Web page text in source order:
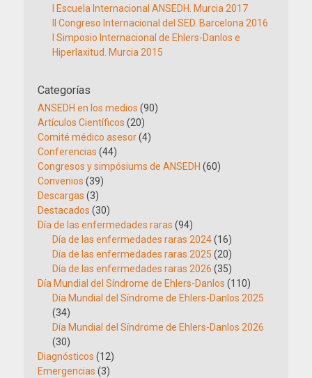
I Escuela Internacional ANSEDH. Murcia 2017
II Congreso Internacional del SED. Barcelona 2016
I Simposio Internacional de Ehlers-Danlos e
Hiperlaxitud. Murcia 2015
Categorías
ANSEDH en los medios (90)
Artículos Científicos (20)
Comité médico asesor(4)
Conferencias (44)
Congresos y simpósiums de ANSEDH (60)
Convenios (39)
Descargas (3)
Destacados (30)
Día de las enfermedades raras (94)
Día de las enfermedades raras 2024(16)
Día de las enfermedades raras 2025 (20)
Día de las enfermedades raras 2026 (35)
Día Mundial del Síndrome de Ehlers-Danlos (110)
Día Mundial del Síndrome de Ehlers-Danlos 2025
(34)
Día Mundial del Síndrome de Ehlers-Danlos 2026
(30)
Diagnósticos (12)
Emergencias (3)